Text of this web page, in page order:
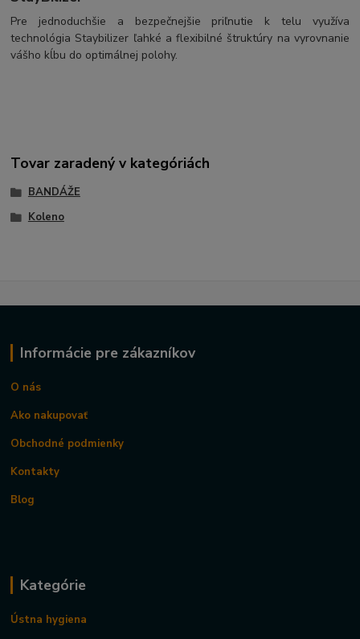
Pre jednoduchšie a bezpečnejšie priľnutie k telu využíva
technológia Staybilizer ľahké a flexibilné štruktúry na vyrovnanie
vášho kĺbu do optimálnej polohy.
Tovar zaradený v kategóriách
BANDÁŽE
Koleno
Informácie pre zákazníkov
O nás
Ako nakupovať
Obchodné podmienky
Kontakty
Blog
Kategórie
Ústna hygiena